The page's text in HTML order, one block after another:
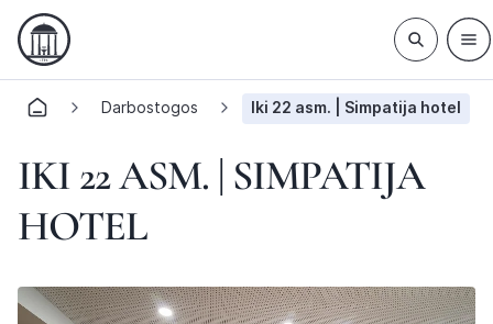
Darbostogos Iki 22 asm. | Simpatija hotel
IKI 22 ASM. | SIMPATIJA
HOTEL